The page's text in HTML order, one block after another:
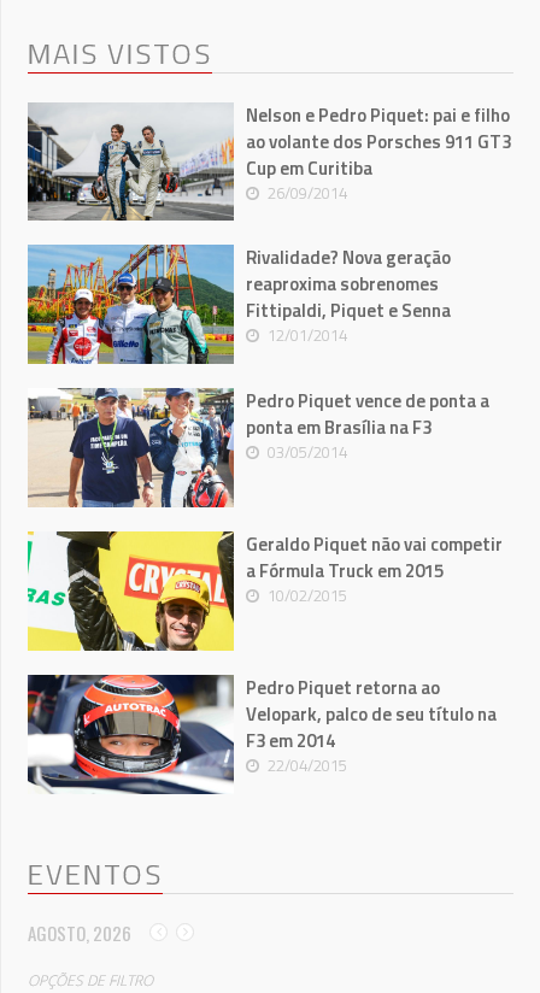
MAIS VISTOS
Nelson e Pedro Piquet: pai e filho
ao volante dos Porsches 911 GT3
Cup em Curitiba
26/09/2014
Rivalidade? Nova geração
reaproxima sobrenomes
Fittipaldi, Piquet e Senna
12/01/2014
Pedro Piquet vence de ponta a
ponta em Brasília na F3
03/05/2014
Geraldo Piquet não vai competir
a Fórmula Truck em 2015
10/02/2015
Pedro Piquet retorna ao
Velopark, palco de seu título na
F3 em 2014
22/04/2015
EVENTOS
AGOSTO, 2026
OPÇÕES DE FILTRO